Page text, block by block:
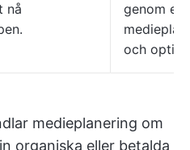
nå
genom
och
medieplanering om
organiska eller betalda